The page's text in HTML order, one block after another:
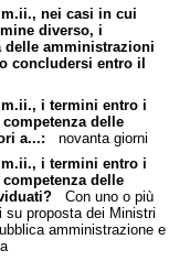
nei casi in cui
diverso, i
delle amministrazioni
concludersi entro il
i termini entro i
delle
a...: novanta giorni
i termini entro i
delle
Con uno o più
su proposta dei Ministri
amministrazione e